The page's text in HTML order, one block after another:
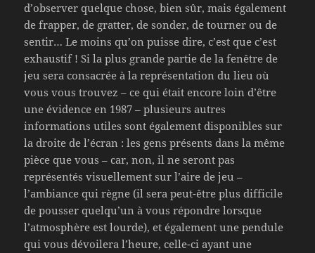
d’observer quelque chose, bien sûr, mais également
de frapper, de gratter, de sonder, de tourner ou de
sentir… Le moins qu’on puisse dire, c’est que c’est
exhaustif ! Si la plus grande partie de la fenêtre de
jeu sera consacrée à la représentation du lieu où
vous vous trouvez – ce qui était encore loin d’être
une évidence en 1987 – plusieurs autres
informations utiles sont également disponibles sur
la droite de l’écran : les gens présents dans la même
pièce que vous – car, non, il ne seront pas
représentés visuellement sur l’aire de jeu –
l’ambiance qui règne (il sera peut-être plus difficile
de pousser quelqu’un à vous répondre lorsque
l’atmosphère est lourde), et également une pendule
qui vous dévoilera l’heure, celle-ci ayant une